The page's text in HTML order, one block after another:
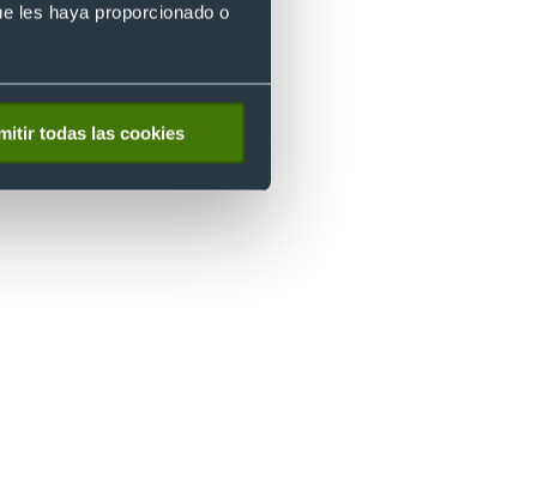
les haya proporcionado o
todas las cookies